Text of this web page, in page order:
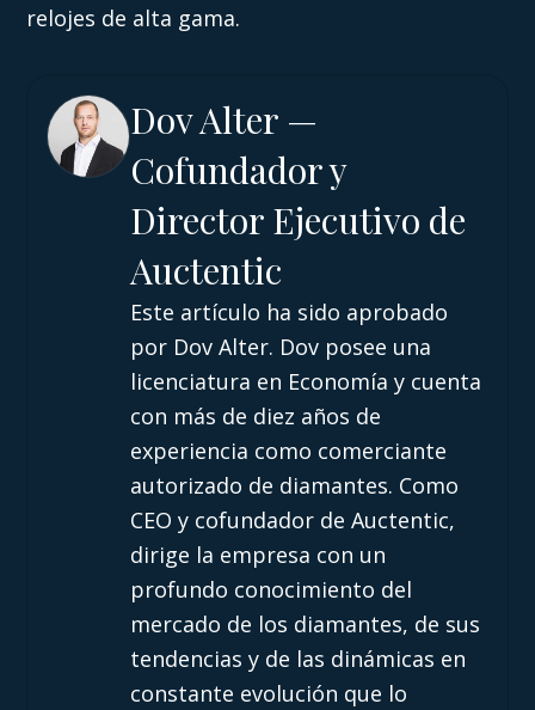
relojes de alta gama.
Dov Alter —
Cofundador y
Director Ejecutivo de
Auctentic
Este artículo ha sido aprobado
por Dov Alter. Dov posee una
licenciatura en Economía y cuenta
con más de diez años de
experiencia como comerciante
autorizado de diamantes. Como
CEO y cofundador de Auctentic,
dirige la empresa con un
profundo conocimiento del
mercado de los diamantes, de sus
tendencias y de las dinámicas en
constante evolución que lo